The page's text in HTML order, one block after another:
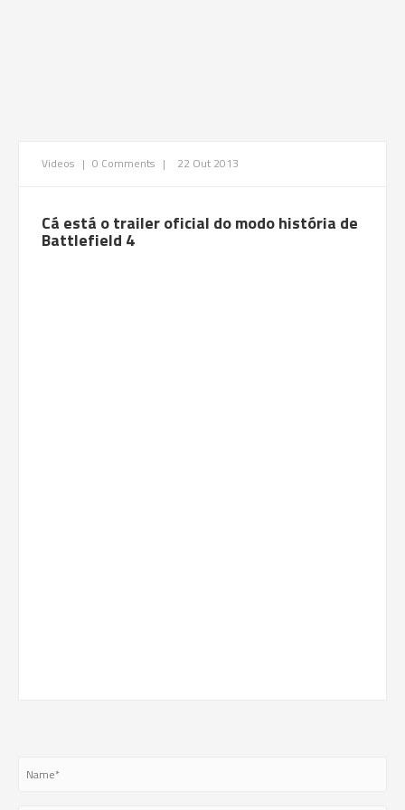
Videos | 0 Comments | 22 Out 2013
Cá está o trailer oficial do modo história de
Battlefield 4